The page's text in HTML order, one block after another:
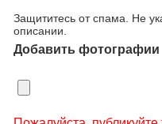
Защититесь от спама. Не
описании.
Добавить фотографии